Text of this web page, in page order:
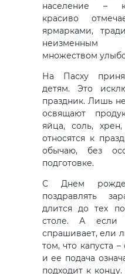
население –
красиво
ярмарками,
неизменным
множеством
На Пасху
детям. Это
праздник. Лишь
освящают
яйца, соль,
относятся к
обычаю, без
подготовке.
С Днем
поздравлять
длится до тех
столе. А если
спрашивает, ели
том, что капуста
и ее подача
подходит к